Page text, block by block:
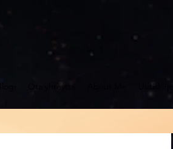
Ota yhteyttä Uutiskirje